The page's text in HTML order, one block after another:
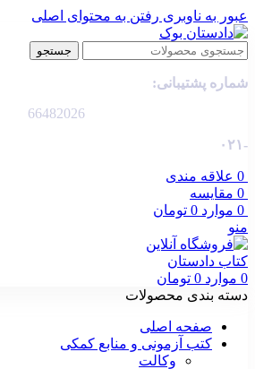
عبور به ناوبری رفتن به محتوای اصلی
جستجو
شماره پشتیبانی:
66482026
-۰۲۱
0 علاقه مندی
0 مقایسه
0 موارد 0 تومان
منو
0 موارد 0 تومان
دسته بندی محصولات
صفحه اصلی
کتب آزمونی و منابع کمکی
وکالت